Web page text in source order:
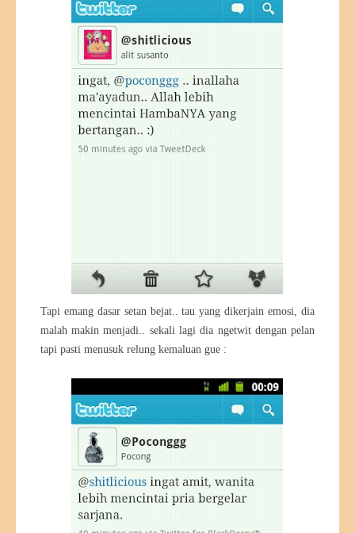
Tapi emang dasar setan bejat.. tau yang dikerjain emosi, dia
malah makin menjadi.. sekali lagi dia ngetwit dengan pelan
tapi pasti menusuk relung kemaluan gue :